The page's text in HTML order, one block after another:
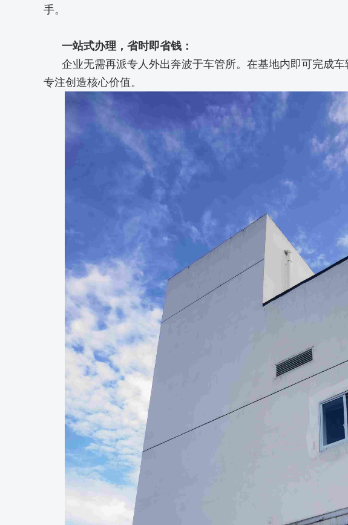
手。
一站式办理，省时即省钱：
企业无需再派专人外出奔波于车管所。在基地内即可完成
专注创造核心价值。